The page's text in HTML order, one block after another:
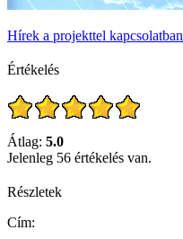
Hírek a projekttel kapcsolatban
Értékelés
Átlag: 5.0
Jelenleg 56 értékelés van.
Részletek
Cím: